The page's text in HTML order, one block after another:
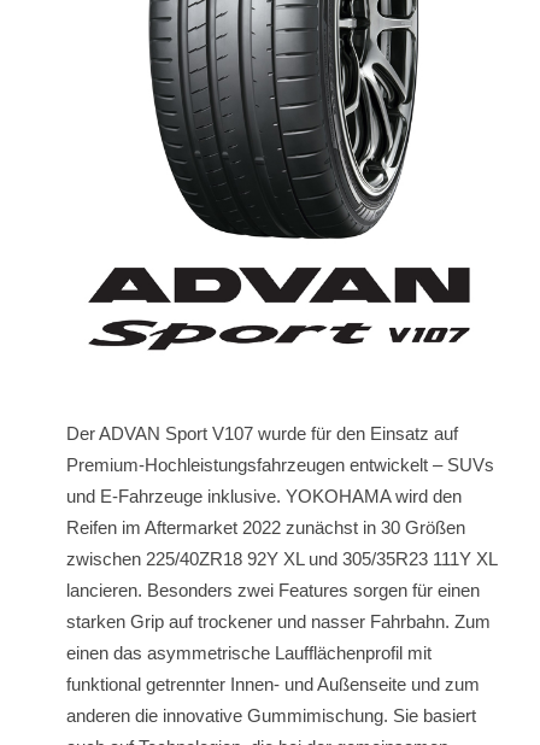
Der ADVAN Sport V107 wurde für den Einsatz auf
Premium-Hochleistungsfahrzeugen entwickelt – SUVs
und E-Fahrzeuge inklusive. YOKOHAMA wird den
Reifen im Aftermarket 2022 zunächst in 30 Größen
zwischen 225/40ZR18 92Y XL und 305/35R23 111Y XL
lancieren. Besonders zwei Features sorgen für einen
starken Grip auf trockener und nasser Fahrbahn. Zum
einen das asymmetrische Laufflächenprofil mit
funktional getrennter Innen- und Außenseite und zum
anderen die innovative Gummimischung. Sie basiert